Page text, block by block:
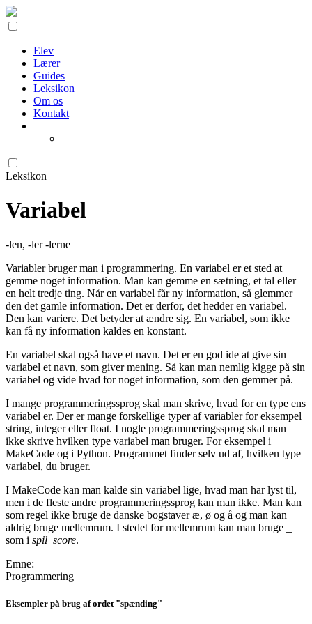
Elev
Lærer
Guides
Leksikon
Om os
Kontakt
Leksikon
Variabel
-len, -ler -lerne
Variabler bruger man i programmering. En variabel er et sted at
gemme noget information. Man kan gemme en sætning, et tal eller
en helt tredje ting. Når en variabel får ny information, så glemmer
den det gamle information. Det er derfor, det hedder en variabel.
Den kan variere. Det betyder at ændre sig. En variabel, som ikke
kan få ny information kaldes en konstant.
En variabel skal også have et navn. Det er en god ide at give sin
variabel et navn, som giver mening. Så kan man nemlig kigge på sin
variabel og vide hvad for noget information, som den gemmer på.
I mange programmeringssprog skal man skrive, hvad for en type ens
variabel er. Der er mange forskellige typer af variabler for eksempel
string, integer eller float. I nogle programmeringssprog skal man
ikke skrive hvilken type variabel man bruger. For eksempel i
MakeCode og i Python. Programmet finder selv ud af, hvilken type
variabel, du bruger.
I MakeCode kan man kalde sin variabel lige, hvad man har lyst til,
men i de fleste andre programmeringssprog kan man ikke. Man kan
som regel ikke bruge de danske bogstaver æ, ø og å og man kan
aldrig bruge mellemrum. I stedet for mellemrum kan man bruge _
som i spil_score.
Emne:
Programmering
Eksempler på brug af ordet "spænding"